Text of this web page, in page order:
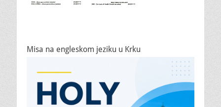
Misa na engleskom jeziku u Krku